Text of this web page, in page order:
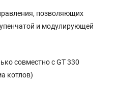
позволяющих
и модулирующей
совместно с GT 330
котлов)